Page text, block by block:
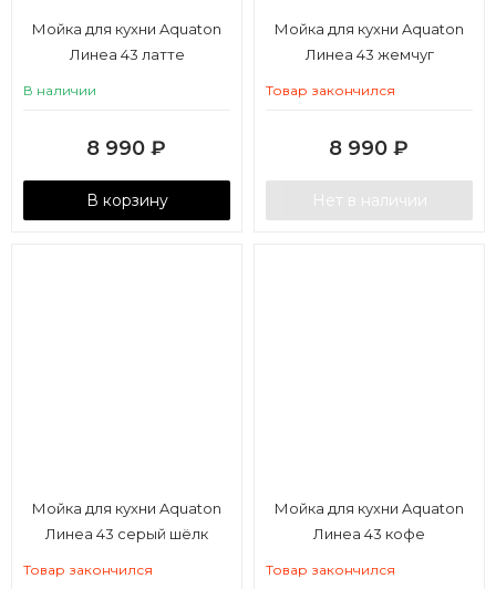
Мойка для кухни Aquaton
Линеа 43 латте
В наличии
8 990 ₽
В корзину
Мойка для кухни Aquaton
Линеа 43 жемчуг
Товар закончился
8 990 ₽
Нет в наличии
Мойка для кухни Aquaton
Линеа 43 серый шёлк
Товар закончился
Мойка для кухни Aquaton
Линеа 43 кофе
Товар закончился